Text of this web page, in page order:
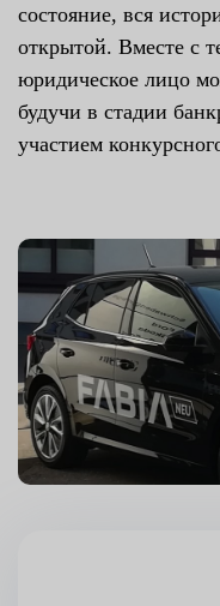
состояние, вся
открытой. Вместе с
юридическое лицо
будучи в стадии
участием